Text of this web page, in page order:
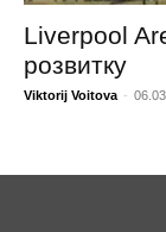
Liverpool
розвитку
Viktorij Voitova -